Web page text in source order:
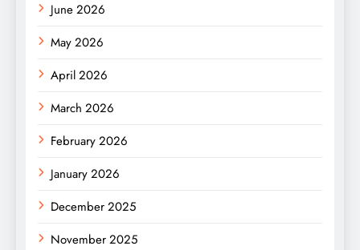
June 2026
May 2026
April 2026
March 2026
February 2026
January 2026
December 2025
November 2025